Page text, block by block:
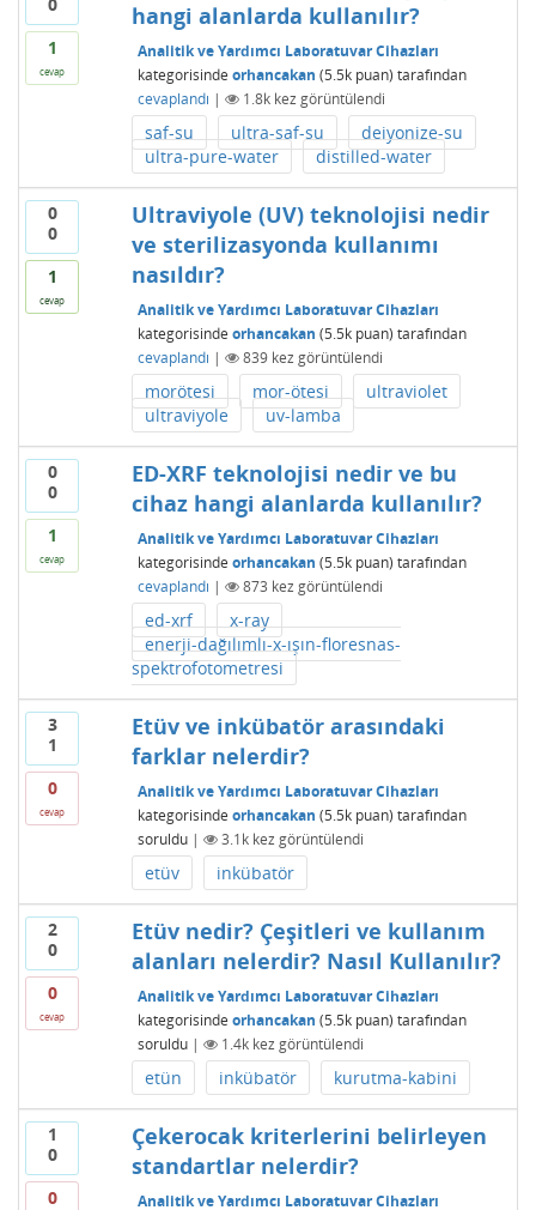
1
cevap
hangi alanlarda kullanılır?
Analitik ve Yardımcı Laboratuvar Cihazları
kategorisinde orhancakan (5.5kpuan) tarafından
cevaplandı | 1.8kkez görüntülendi
saf-su ultra-saf-su
deiyonize-su
ultra-pure-water
distilled-water
0
0
1
cevap
Ultraviyole (UV) teknolojisi nedir
ve sterilizasyonda kullanımı
nasıldır?
Analitik ve Yardımcı Laboratuvar Cihazları
kategorisinde orhancakan (5.5kpuan) tarafından
cevaplandı | 839kez görüntülendi
morötesi mor-ötesi
ultraviolet
ultraviyole
uv-lamba
0
0
1
cevap
ED-XRF teknolojisi nedir ve bu
cihaz hangi alanlarda kullanılır?
Analitik ve Yardımcı Laboratuvar Cihazları
kategorisinde orhancakan (5.5kpuan) tarafından
cevaplandı | 873 kez görüntülendi
ed-xrf
x-ray
enerji-dağılımlı-x-ışın-floresnas-
spektrofotometresi
3
1
0
cevap
Etüv ve inkübatör arasındaki
farklar nelerdir?
Analitik ve Yardımcı Laboratuvar Cihazları
kategorisinde orhancakan (5.5kpuan) tarafından
soruldu | 3.1kkez görüntülendi
etüv inkübatör
2
0
0
cevap
Etüv nedir? Çeşitleri ve kullanım
alanları nelerdir? Nasıl Kullanılır?
Analitik ve Yardımcı Laboratuvar Cihazları
kategorisinde orhancakan (5.5kpuan) tarafından
soruldu | 1.4kkez görüntülendi
etün inkübatör kurutma-kabini
1
0
0
Çekerocak kriterlerini belirleyen
standartlar nelerdir?
Analitik ve Yardımcı Laboratuvar Cihazları